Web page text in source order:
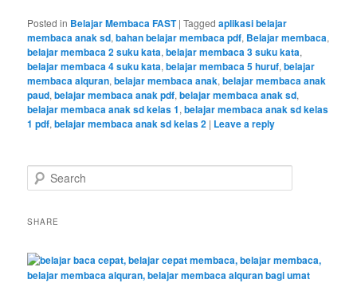
Posted in Belajar Membaca FAST |Tagged aplikasi belajar
membaca anak sd,bahan belajar membaca pdf, Belajar membaca,
belajar membaca 2 suku kata,belajar membaca 3 suku kata,
belajar membaca 4 suku kata,belajar membaca 5 huruf,belajar
membaca alquran,belajar membaca anak,belajar membaca anak
paud,belajar membaca anak pdf,belajar membaca anak sd,
belajar membaca anak sd kelas 1,belajar membaca anak sd kelas
1 pdf,belajar membaca anak sd kelas 2 | Leave a reply
e
rSHARE